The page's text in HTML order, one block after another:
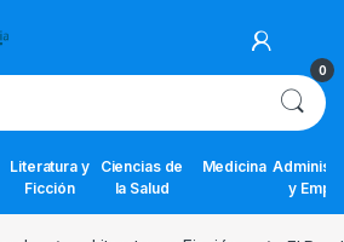
0
Literatura y
Ficción
Ciencias de
la Salud
Medicina
y